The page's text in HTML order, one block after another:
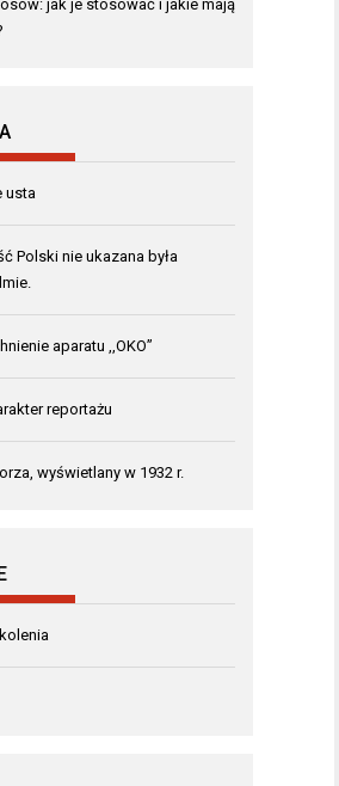
jak je stosować i jakie mają
usta
Polski nie ukazana była
aparatu ,,OKO”
reportażu
wyświetlany w 1932 r.